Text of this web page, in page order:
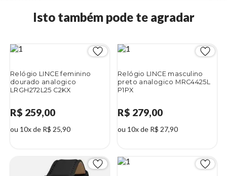
Isto também pode te agradar
Relógio LINCE feminino
dourado analogico
LRGH272L25 C2KX
R$ 259,00
ou 10x de R$ 25,90
Relógio LINCE masculino
preto analogico MRC4425L
P1PX
R$ 279,00
ou 10x de R$ 27,90